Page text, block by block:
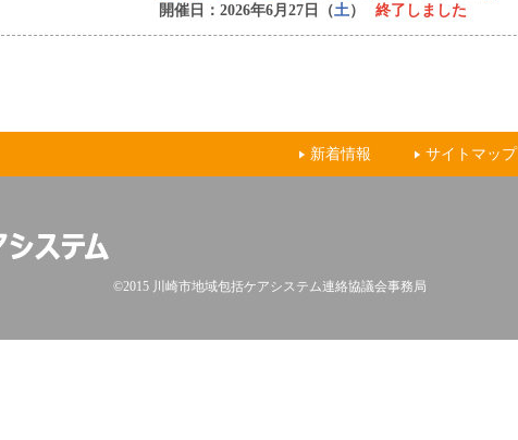
開催日：2026年6月27日（土） 終了しました
サイトマップ
新着情報
©2015 川崎市地域包括ケアシステム連絡協議会事務局